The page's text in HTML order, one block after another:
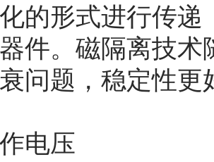
的形式进行传
件。磁隔离技
问题，稳定性更
电压